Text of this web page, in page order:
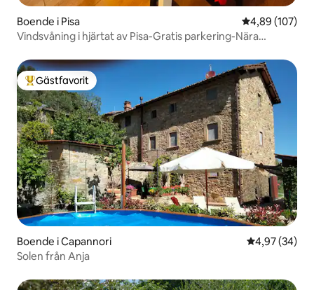
Boende i Pisa 4,89 av 5 i
4,89 (107)
Vindsvåning i hjärtat av Pisa-Gratis parkering-Nära
Populär gästfavorit
Gästfavorit
Boende i Capannori 4,97 av 5 i
4,97 (34)
Solen från Anja